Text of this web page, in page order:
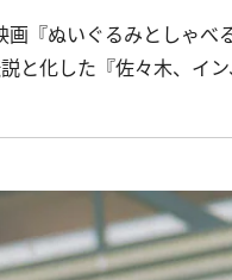
『ぬいぐるみとしゃべ
と化した『佐々木、イ